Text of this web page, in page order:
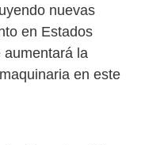
nuevas
en Estados
la
en este